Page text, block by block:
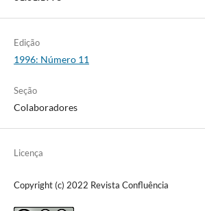
Edição
1996: Número 11
Seção
Colaboradores
Licença
Copyright (c) 2022 Revista Confluência